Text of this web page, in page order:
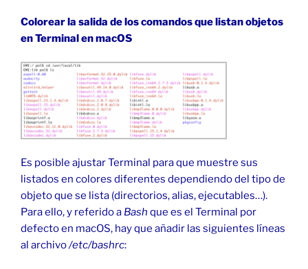
Colorear la salida de los comandos que listan objetos
en Terminal en macOS
Es posible ajustar Terminal para que muestre sus
listados en colores diferentes dependiendo del tipo de
objeto que se lista (directorios, alias, ejecutables…).
Para ello, y referido a Bash que es el Terminal por
defecto en macOS, hay que añadir las siguientes líneas
al archivo/etc/bashrc: